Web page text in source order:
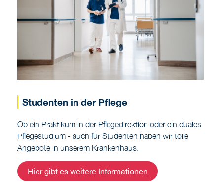
Studenten in der Pflege
Ob ein Praktikum in der Pflegedirektion oder ein duales
Pflegestudium - auch für Studenten haben wir tolle
Angebote in unserem Krankenhaus.
Hier gibt es weitere Informationen